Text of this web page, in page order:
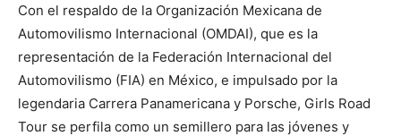
Con el respaldo de la Organización Mexicana de
Automovilismo Internacional (OMDAI), que es la
representación de la Federación Internacional del
Automovilismo (FIA) en México, e impulsado por la
legendaria Carrera Panamericana y Porsche, Girls Road
Tour se perfila como un semillero para las jóvenes y